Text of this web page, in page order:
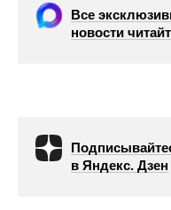
Все
новости
в Яндекс. Дзен